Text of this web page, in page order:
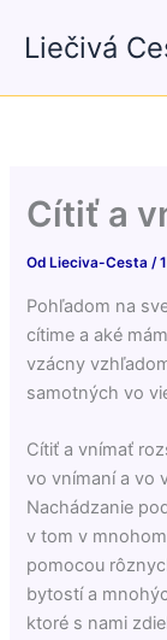
Liečivá
Cítiť a
Od Lieciva-Cesta/
Pohľadom na
cítime a aké
vzácny
samotných vo
Cítiť a vnímať
vo vnímaní a vo
Nachádzanie
v tom v
pomocou
bytostí a
ktoré s nami